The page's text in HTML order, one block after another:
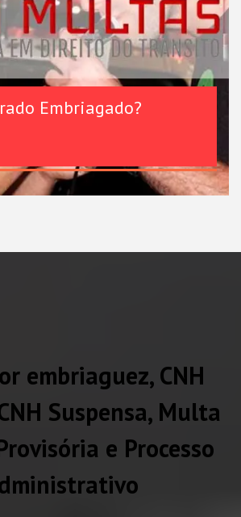
Embriagado?
embriaguez, CNH
Suspensa, Multa
e Processo